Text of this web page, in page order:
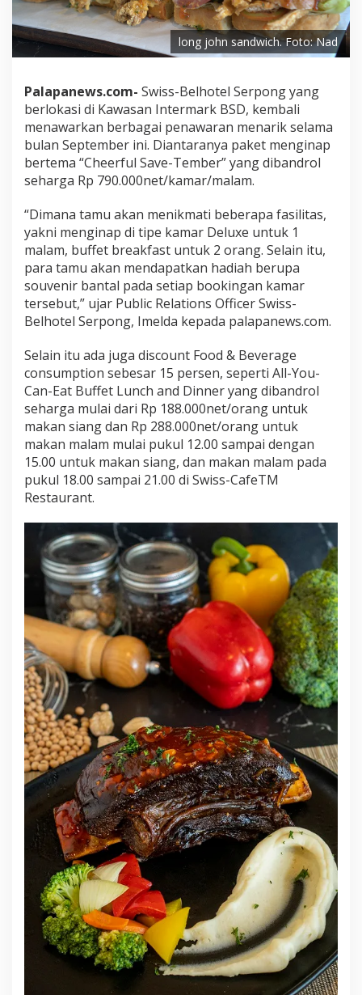
long john sandwich. Foto: Nad
Palapanews.com- Swiss-Belhotel Serpong yang
berlokasi di Kawasan Intermark BSD, kembali
menawarkan berbagai penawaran menarik selama
bulan September ini. Diantaranya paket menginap
bertema “Cheerful Save-Tember” yang dibandrol
seharga Rp 790.000net/kamar/malam.
“Dimana tamu akan menikmati beberapa fasilitas,
yakni menginap di tipe kamar Deluxe untuk 1
malam, buffet breakfast untuk 2 orang. Selain itu,
para tamu akan mendapatkan hadiah berupa
souvenir bantal pada setiap bookingan kamar
tersebut,” ujar Public Relations Officer Swiss-
Belhotel Serpong, Imelda kepada palapanews.com.
Selain itu ada juga discount Food & Beverage
consumption sebesar 15 persen, seperti All-You-
Can-Eat Buffet Lunch and Dinner yang dibandrol
seharga mulai dari Rp 188.000net/orang untuk
makan siang dan Rp 288.000net/orang untuk
makan malam mulai pukul 12.00 sampai dengan
15.00 untuk makan siang, dan makan malam pada
pukul 18.00 sampai 21.00 di Swiss-CafeTM
Restaurant.